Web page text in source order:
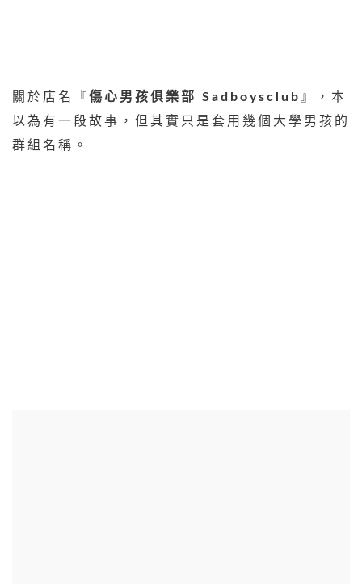
關於店名『 傷心男孩俱樂部 Sadboysclub』，本
以為有一段故事，但其實只是套用幾個大學男孩的
群組名稱。